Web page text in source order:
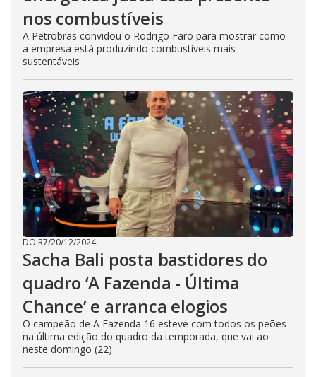
nos combustíveis
A Petrobras convidou o Rodrigo Faro para mostrar como
a empresa está produzindo combustíveis mais
sustentáveis
DO R7/20/12/2024
Sacha Bali posta bastidores do
quadro ‘A Fazenda - Última
Chance’ e arranca elogios
O campeão de A Fazenda 16 esteve com todos os peões
na última edição do quadro da temporada, que vai ao
neste domingo (22)